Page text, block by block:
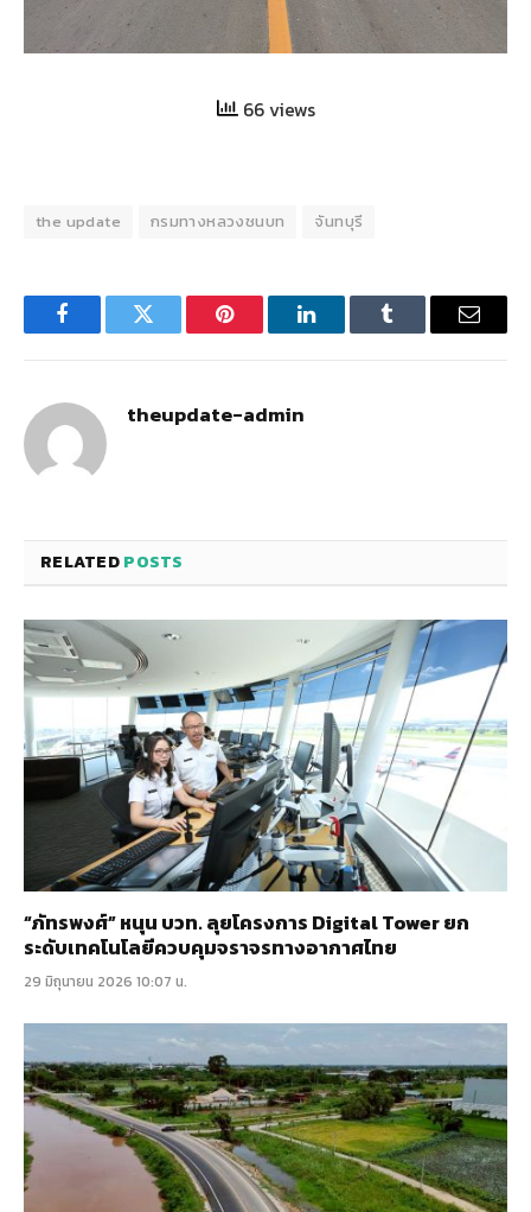
66 views
the update กรมทางหลวงชนบท จันทบุรี
FacebookTwitter Pinterest LinkedInTumblr Email
theupdate-admin
RELATEDPOSTS
“ภัทรพงศ์” หนุน บวท. ลุยโครงการ Digital Tower ยก
ระดับเทคโนโลยีควบคุมจราจรทางอากาศไทย
29 มิถุนายน 2026 10:07 น.